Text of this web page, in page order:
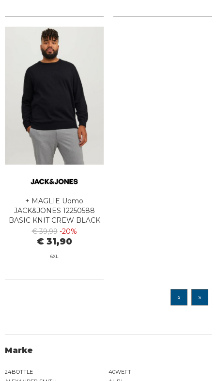
+ MAGLIE Uomo
JACK&JONES 12250588
BASIC KNIT CREW BLACK
€ 39,99 -20%
€ 31,90
6XL
« »
Marke
24BOTTLE
40WEFT